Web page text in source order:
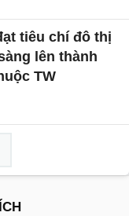
tiêu chí đô thị
lên thành
TW